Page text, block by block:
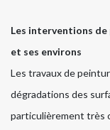
Les interventions
et ses environs
Les travaux de
dégradations des
particulièrement très